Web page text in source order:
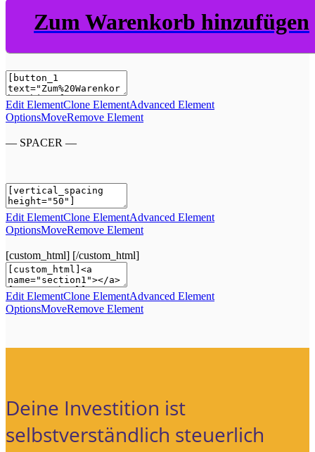
Zum Warenkorb hinzufügen
Edit ElementClone ElementAdvanced Element
OptionsMoveRemove Element
— SPACER —
Edit ElementClone ElementAdvanced Element
OptionsMoveRemove Element
[custom_html] [/custom_html]
Edit ElementClone ElementAdvanced Element
OptionsMoveRemove Element
Deine Investition ist
selbstverständlich steuerlich